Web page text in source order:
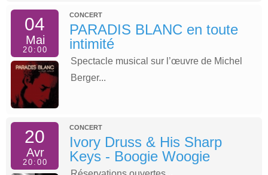
04
Mai
20:00
CONCERT
PARADIS BLANC en toute
intimité
Spectacle musical sur l’œuvre de Michel
Berger...
20
Avr
20:00
CONCERT
Ivory Druss & His Sharp
Keys - Boogie Woogie